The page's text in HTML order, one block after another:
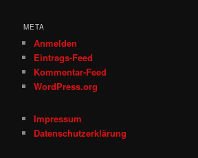
META
Anmelden
Eintrags-Feed
Kommentar-Feed
WordPress.org
Impressum
Datenschutzerklärung